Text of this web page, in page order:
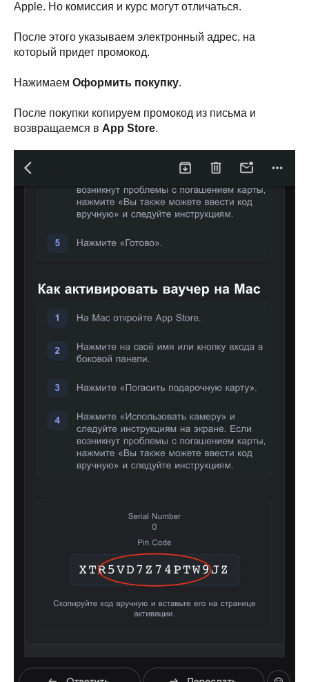
Apple. Но комиссия и курс могут отличаться.
После этого указываем электронный адрес, на
который придет промокод.
Нажимаем Оформить покупку.
После покупки копируем промокод из письма и
возвращаемся в App Store.